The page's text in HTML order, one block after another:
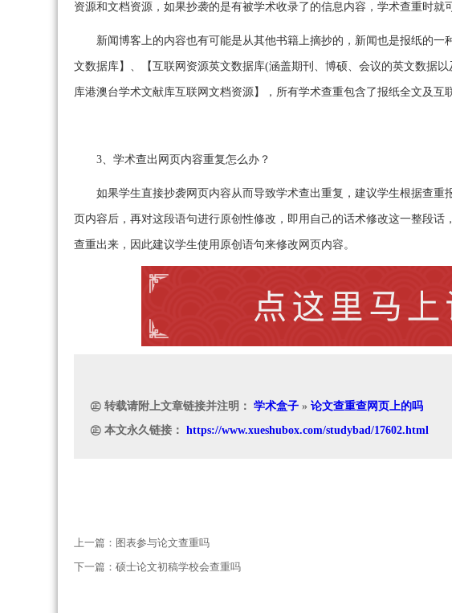
资源和文档资源，如果抄袭的是有被学术收录了的信息内容，学术查重时就
新闻博客上的内容也有可能是从其他书籍上摘抄的，新闻也是报纸的
文数据库】、【互联网资源英文数据库(涵盖期刊、博硕、会议的英文数据
库港澳台学术文献库互联网文档资源】，所有学术查重包含了报纸全文及互
3、学术查出网页内容重复怎么办？
如果学生直接抄袭网页内容从而导致学术查出重复，建议学生根据查
页内容后，再对这段语句进行原创性修改，即用自己的话术修改这一整段
查重出来，因此建议学生使用原创语句来修改网页内容。
㊣ 转载请附上文章链接并注明： 学术盒子 » 论文查重查网页上的吗
㊣ 本文永久链接： https://www.xueshubox.com/studybad/17602.html
上一篇： 图表参与论文查重吗
下一篇： 硕士论文初稿学校会查重吗